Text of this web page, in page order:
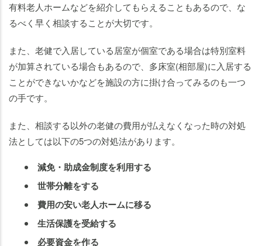
有料老人ホームなどを紹介してもらえることもあるので、な
るべく早く相談することが大切です。
また、老健で入居している居室が個室である場合は特別室料
が加算されている場合もあるので、多床室(相部屋)に入居する
ことができないかなどを施設の方に掛け合ってみるのも一つ
の手です。
また、相談する以外の老健の費用が払えなくなった時の対処
法としては以下の5つの対処法があります。
減免・助成金制度を利用する
世帯分離をする
費用の安い老人ホームに移る
生活保護を受給する
必要資金を作る